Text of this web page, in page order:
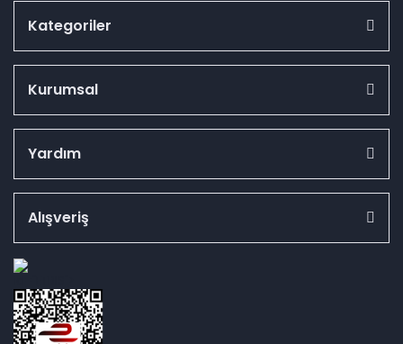
Kategoriler
Kurumsal
Yardım
Alışveriş